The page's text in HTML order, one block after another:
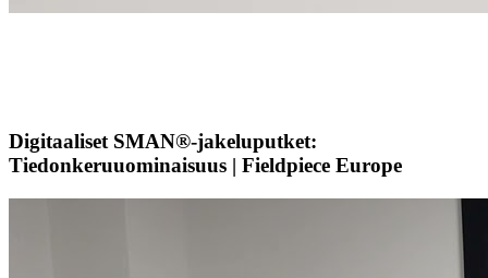
Digitaaliset SMAN®-jakeluputket:
Tiedonkeruuominaisuus | Fieldpiece Europe